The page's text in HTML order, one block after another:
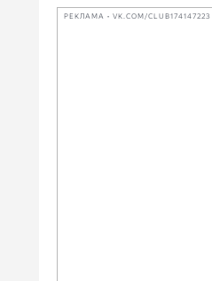
РЕКЛАМА • VK.COM/CLUB174147223